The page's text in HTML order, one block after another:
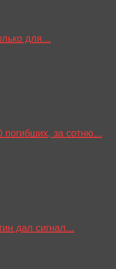
для...
погибших, за сотню...
дал сигнал...